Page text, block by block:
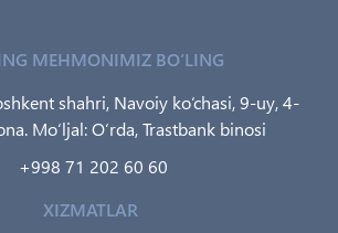
MEHMONIMIZ BO‘LING
shahri, Navoiy ko‘chasi, 9-uy, 4-
Mo‘ljal: O‘rda, Trastbank binosi
+998 71 202 60 60
XIZMATLAR